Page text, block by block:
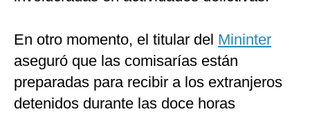
En otro momento, el titular del Mininter
aseguró que las comisarías están
preparadas para recibir a los extranjeros
detenidos durante las doce horas